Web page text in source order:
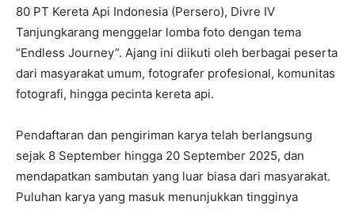
80 PT Kereta Api Indonesia (Persero), Divre IV
Tanjungkarang menggelar lomba foto dengan tema
“Endless Journey”. Ajang ini diikuti oleh berbagai peserta
dari masyarakat umum, fotografer profesional, komunitas
fotografi, hingga pecinta kereta api.
Pendaftaran dan pengiriman karya telah berlangsung
sejak 8 September hingga 20 September 2025, dan
mendapatkan sambutan yang luar biasa dari masyarakat.
Puluhan karya yang masuk menunjukkan tingginya